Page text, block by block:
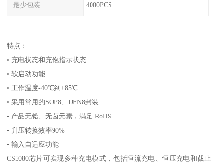
最少包装 4000PCS
特点：
• 充电状态和充饱指示状态
• 软启动功能
• 工作温度-40℃到+85℃
• 采用常用的SOP8、DFN8封装
• 产品无铅、无卤元素，满足 RoHS
• 升压转换效率90%
• 输入自适应功能
CS5080芯片可实现多种充电模式，包括恒流充电、恒压充电和截止